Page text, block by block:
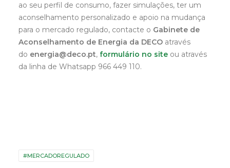
ao seu perfil de consumo, fazer simulações, ter um
aconselhamento personalizado e apoio na mudança
para o mercado regulado, contacte o Gabinete de
Aconselhamento de Energia da DECO através
do energia@deco.pt, formulário no site ou através
da linha de Whatsapp 966 449 110.
#MERCADOREGULADO